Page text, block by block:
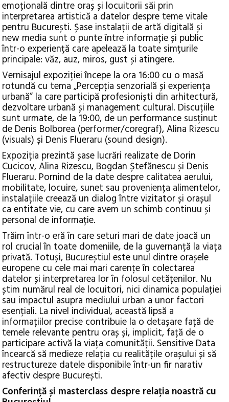
emoțională dintre oraș și locuitorii săi prin
interpretarea artistică a datelor despre teme vitale
pentru București. Șase instalații de artă digitală și
new media sunt o punte între informație și public
într-o experiență care apelează la toate simțurile
principale: văz, auz, miros, gust și atingere.
Vernisajul expoziției începe la ora 16:00 cu o masă
rotundă cu tema „Percepția senzorială și experiența
urbană” la care participă profesioniști din arhitectură,
dezvoltare urbană și management cultural. Discuțiile
sunt urmate, de la 19:00, de un performance susținut
de Denis Bolborea (performer/coregraf), Alina Rizescu
(visuals) și Denis Flueraru (sound design).
Expoziția prezintă șase lucrări realizate de Dorin
Cucicov, Alina Rizescu, Bogdan Ștefănescu și Denis
Flueraru. Pornind de la date despre calitatea aerului,
mobilitate, locuire, sunet sau proveniența alimentelor,
instalațiile creează un dialog între vizitator și orașul
ca entitate vie, cu care avem un schimb continuu și
personal de informație.
Trăim într-o eră în care seturi mari de date joacă un
rol crucial în toate domeniile, de la guvernanță la viața
privată. Totuși, Bucureștiul este unul dintre orașele
europene cu cele mai mari carențe în colectarea
datelor și interpretarea lor în folosul cetățenilor. Nu
știm numărul real de locuitori, nici dinamica populației
sau impactul asupra mediului urban a unor factori
esențiali. La nivel individual, această lipsă a
informațiilor precise contribuie la o detașare față de
temele relevante pentru oraș și, implicit, față de o
participare activă la viața comunității. Sensitive Data
încearcă să medieze relația cu realitățile orașului și să
restructureze datele disponibile într-un fir narativ
afectiv despre București.
Conferință și masterclass despre relația noastră cu